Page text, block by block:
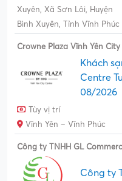
Xuyên, Xã Sơn Lôi, Huyện
Bình Xuyên, Tỉnh Vĩnh Phúc
Crowne Plaza Vĩnh Yên
Khách
Centre
08/2026
Tùy vị trí
Vĩnh Yên – Vĩnh Phúc
Công ty TNHH GL
Công ty